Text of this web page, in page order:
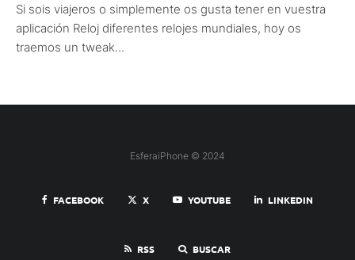
Si sois viajeros o simplemente os gusta tener en vuestra
aplicación Reloj diferentes relojes mundiales, hoy os
traemos un tweak...
EsferaiPhone © 2024
FACEBOOK X YOUTUBE LINKEDIN
RSS BUSCAR